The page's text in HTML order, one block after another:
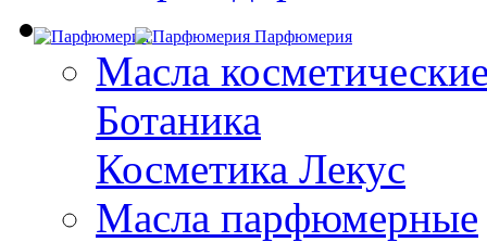
Парфюмерия
Масла
Ботаника
Косметика Лекус
Масла парфюмерные